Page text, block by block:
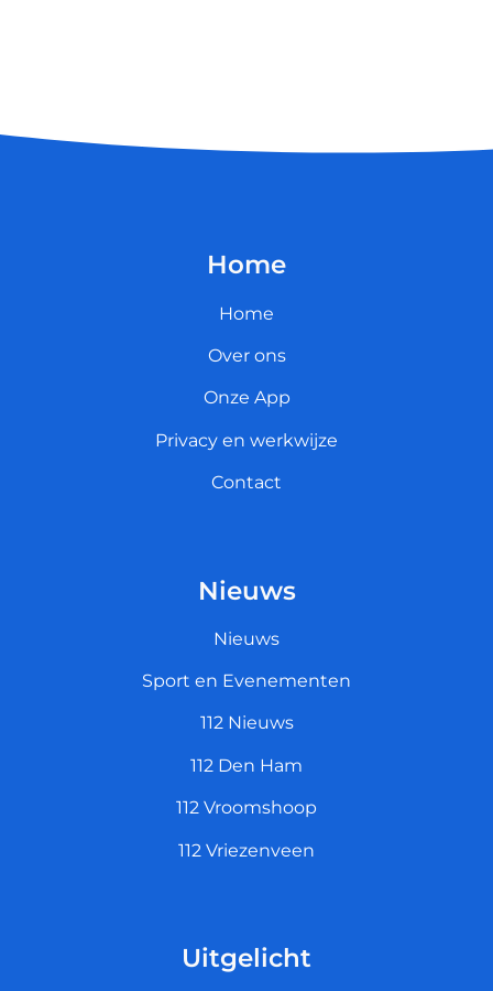
Home
Home
Over ons
Onze App
Privacy en werkwijze
Contact
Nieuws
Nieuws
Sport en Evenementen
112 Nieuws
112 Den Ham
112 Vroomshoop
112 Vriezenveen
Uitgelicht